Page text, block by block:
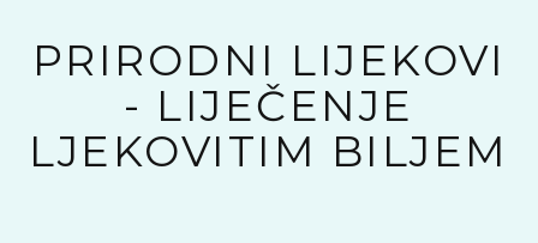
PRIRODNI LIJEKOVI
- LIJEČENJE
LJEKOVITIM BILJEM